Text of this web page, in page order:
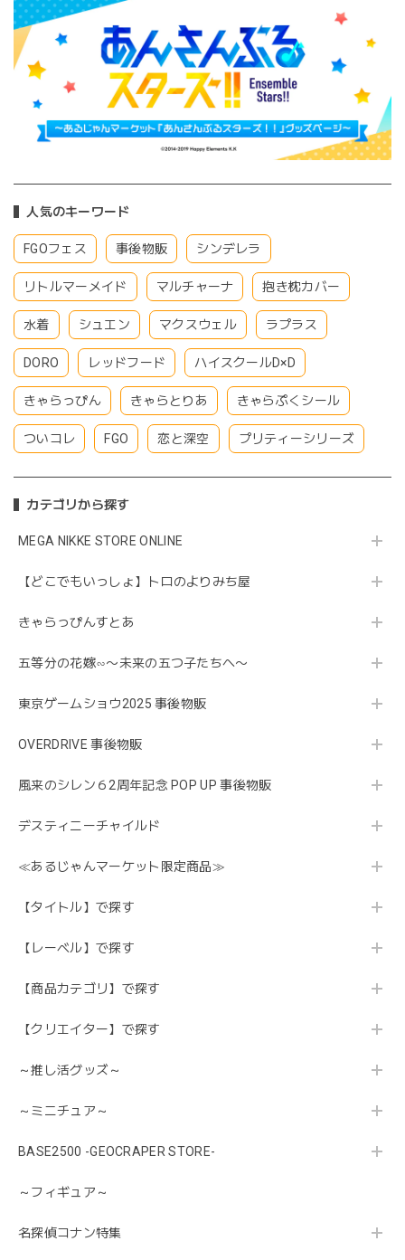
人気のキーワード
FGOフェス 事後物販 シンデレラ
リトルマーメイド マルチャーナ 抱き枕カバー
水着 シュエン マクスウェル ラプラス
DORO レッドフード ハイスクールD×D
きゃらっぴん きゃらとりあ きゃらぷくシール
ついコレ FGO 恋と深空 プリティーシリーズ
カテゴリから探す
MEGA NIKKE STORE ONLINE
【どこでもいっしょ】トロのよりみち屋
きゃらっぴんすとあ
五等分の花嫁∽〜未来の五つ子たちへ〜
東京ゲームショウ2025 事後物販
OVERDRIVE 事後物販
風来のシレン６2周年記念 POP UP 事後物販
デスティニーチャイルド
≪あるじゃんマーケット限定商品≫
【タイトル】で探す
【レーベル】で探す
【商品カテゴリ】で探す
【クリエイター】で探す
～推し活グッズ～
～ミニチュア～
BASE2500 -GEOCRAPER STORE-
～フィギュア～
名探偵コナン特集